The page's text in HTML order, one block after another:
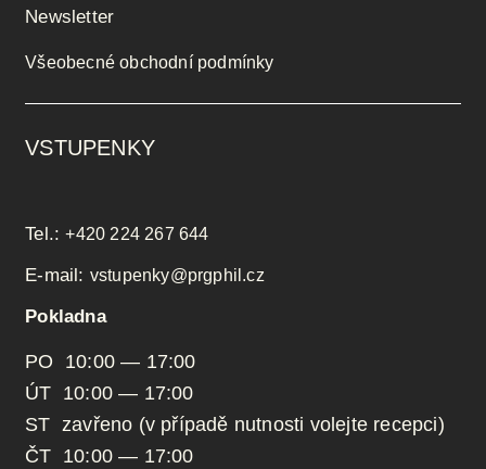
Newsletter
Všeobecné obchodní podmínky
VSTUPENKY
Tel.:+420 224 267 644
E-mail: vstupenky@prgphil.cz
Pokladna
PO 10:00 — 17:00
ÚT 10:00 — 17:00
ST zavřeno (v případě nutnosti volejte recepci)
ČT 10:00 — 17:00